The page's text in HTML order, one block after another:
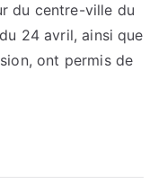
du centre-ville du
24 avril, ainsi que
ont permis de